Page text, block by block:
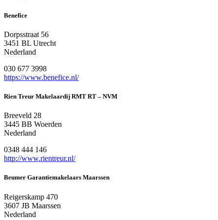
Benefice
Dorpsstraat 56
3451 BL Utrecht
Nederland
030 677 3998
https://www.benefice.nl/
Rien Treur Makelaardij RMT RT – NVM
Breeveld 28
3445 BB Woerden
Nederland
0348 444 146
http://www.rientreur.nl/
Beumer Garantiemakelaars Maarssen
Reigerskamp 470
3607 JB Maarssen
Nederland